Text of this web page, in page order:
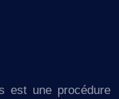
est une procédure